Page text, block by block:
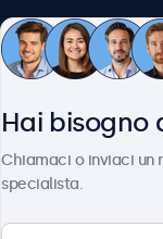
Hai bisogno
Chiamaci o inviaci un
specialista.